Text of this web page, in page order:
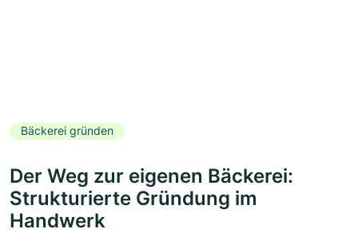
Bäckerei gründen
Der Weg zur eigenen Bäckerei:
Strukturierte Gründung im
Handwerk